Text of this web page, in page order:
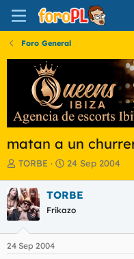
Foro General
matan a un
I
i
c
i
a
d
o
TORBE
F
h
a
e
24 Sep 2004
TORBE
Frikazo
24 Sep 2004